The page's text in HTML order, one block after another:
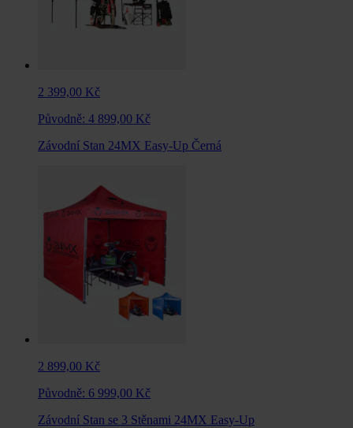
2 399,00 Kč
Původně: 4 899,00 Kč
Závodní Stan 24MX Easy-Up Černá
2 899,00 Kč
Původně: 6 999,00 Kč
Závodní Stan se 3 Stěnami 24MX Easy-Up